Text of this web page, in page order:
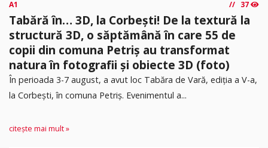
A1 37
Tabără în… 3D, la Corbești! De la textură la
structură 3D, o săptămână în care 55 de
copii din comuna Petriș au transformat
natura în fotografii și obiecte 3D (foto)
În perioada 3-7 august, a avut loc Tabăra de Vară, ediția a V-a,
la Corbești, în comuna Petriș. Evenimentul a...
citește mai mult »